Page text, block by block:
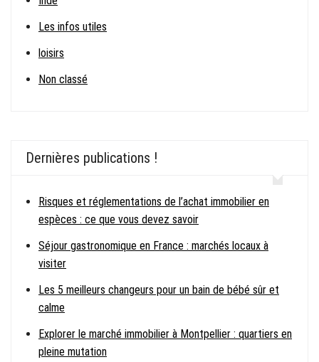
Les infos utiles
loisirs
Non classé
Dernières publications !
Risques et réglementations de l’achat immobilier en
espèces : ce que vous devez savoir
Séjour gastronomique en France : marchés locaux à
visiter
Les 5 meilleurs changeurs pour un bain de bébé sûr et
calme
Explorer le marché immobilier à Montpellier : quartiers en
pleine mutation